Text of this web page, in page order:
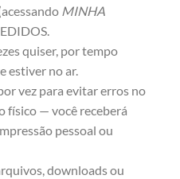
MINHA
quiser, por tempo
estiver no ar.
vez para evitar erros no
físico — você receberá
pessoal ou
downloads ou